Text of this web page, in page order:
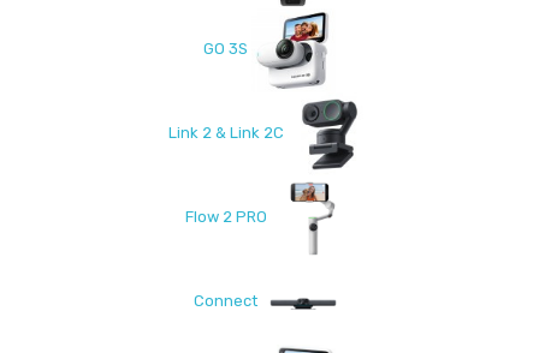
GO 3S
Link 2 & Link 2C
Flow 2 PRO
Connect